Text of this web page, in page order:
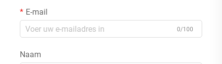
E-mail
0/100
Naam